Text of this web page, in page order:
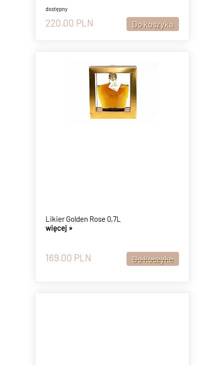
dostępny
220.00 PLN
Likier Golden Rose 0,7L
więcej »
169.00 PLN